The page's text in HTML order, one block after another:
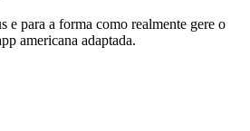
e para a forma como realmente gere o
americana adaptada.